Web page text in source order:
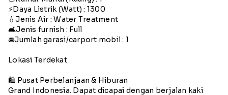
⚡️Daya Listrik (Watt) : 1300
💧Jenis Air : Water Treatment
🛋️Jenis furnish : Full
🚘Jumlah garasi/carport mobil : 1
Lokasi Terdekat
🛍️ Pusat Perbelanjaan & Hiburan
Grand Indonesia. Dapat dicapai dengan berjalan kaki